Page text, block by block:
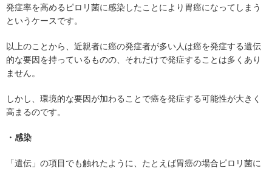
発症率を高めるピロリ菌に感染したことにより胃癌になってしまう
というケースです。
以上のことから、近親者に癌の発症者が多い人は癌を発症する遺伝
的な要因を持っているものの、それだけで発症することは多くあり
ません。
しかし、環境的な要因が加わることで癌を発症する可能性が大きく
高まるのです。
・感染
「遺伝」の項目でも触れたように、たとえば胃癌の場合ピロリ菌に